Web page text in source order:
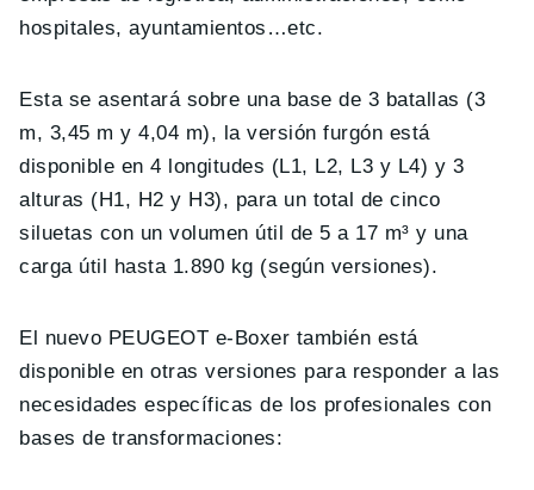
hospitales, ayuntamientos…etc.
Esta se asentará sobre una base de 3 batallas (3
m, 3,45 m y 4,04 m), la versión furgón está
disponible en 4 longitudes (L1, L2, L3 y L4) y 3
alturas (H1, H2 y H3), para un total de cinco
siluetas con un volumen útil de 5 a 17 m³ y una
carga útil hasta 1.890 kg (según versiones).
El nuevo PEUGEOT e-Boxer también está
disponible en otras versiones para responder a las
necesidades específicas de los profesionales con
bases de transformaciones: